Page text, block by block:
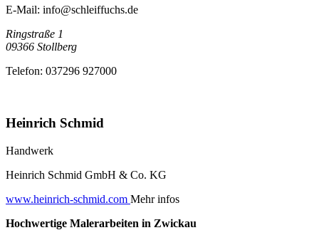
E-Mail: info@schleiffuchs.de
Ringstraße 1
09366 Stollberg
Telefon: 037296 927000
Heinrich Schmid
Handwerk
Heinrich Schmid GmbH & Co. KG
www.heinrich-schmid.com Mehr infos
Hochwertige Malerarbeiten in Zwickau